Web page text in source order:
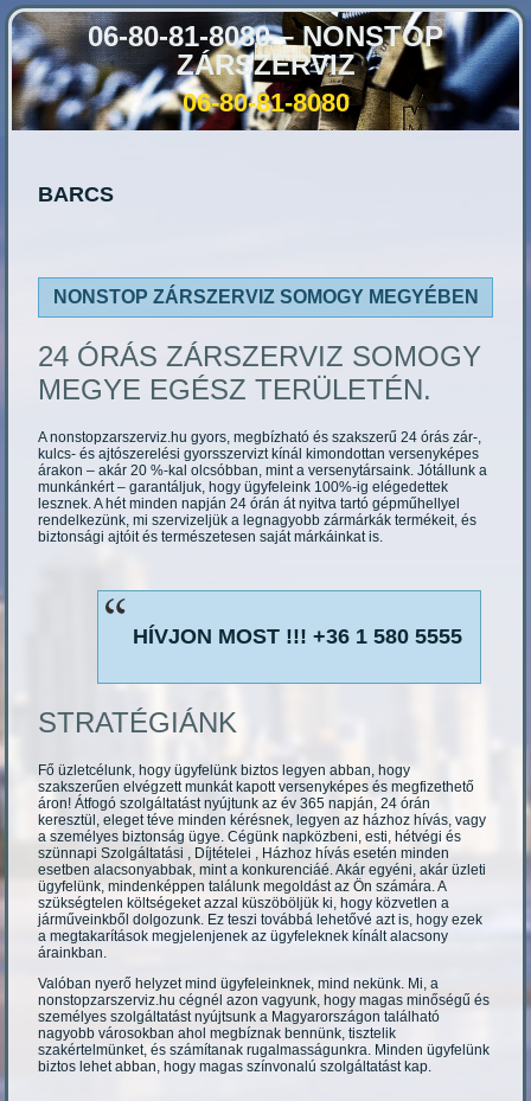
06-80-81-8080 – NONSTOP
ZÁRSZERVIZ
06-80-81-8080
BARCS
NONSTOP ZÁRSZERVIZ SOMOGY MEGYÉBEN
24 ÓRÁS ZÁRSZERVIZ SOMOGY
MEGYE EGÉSZ TERÜLETÉN.
A nonstopzarszerviz.hu gyors, megbízható és szakszerű 24 órás zár-,
kulcs- és ajtószerelési gyorsszervizt kínál kimondottan versenyképes
árakon – akár 20 %-kal olcsóbban, mint a versenytársaink. Jótállunk a
munkánkért – garantáljuk, hogy ügyfeleink 100%-ig elégedettek
lesznek. A hét minden napján 24 órán át nyitva tartó gépműhellyel
rendelkezünk, mi szervizeljük a legnagyobb zármárkák termékeit, és
biztonsági ajtóit és természetesen saját márkáinkat is.
HÍVJON MOST !!! +36 1 580 5555
STRATÉGIÁNK
Fő üzletcélunk, hogy ügyfelünk biztos legyen abban, hogy
szakszerűen elvégzett munkát kapott versenyképes és megfizethető
áron! Átfogó szolgáltatást nyújtunk az év 365 napján, 24 órán
keresztül, eleget téve minden kérésnek, legyen az házhoz hívás, vagy
a személyes biztonság ügye. Cégünk napközbeni, esti, hétvégi és
szünnapi Szolgáltatási , Díjtételei , Házhoz hívás esetén minden
esetben alacsonyabbak, mint a konkurenciáé. Akár egyéni, akár üzleti
ügyfelünk, mindenképpen találunk megoldást az Ön számára. A
szükségtelen költségeket azzal küszöböljük ki, hogy közvetlen a
járműveinkből dolgozunk. Ez teszi továbbá lehetővé azt is, hogy ezek
a megtakarítások megjelenjenek az ügyfeleknek kínált alacsony
árainkban.
Valóban nyerő helyzet mind ügyfeleinknek, mind nekünk. Mi, a
nonstopzarszerviz.hu cégnél azon vagyunk, hogy magas minőségű és
személyes szolgáltatást nyújtsunk a Magyarországon található
nagyobb városokban ahol megbíznak bennünk, tisztelik
szakértelmünket, és számítanak rugalmasságunkra. Minden ügyfelünk
biztos lehet abban, hogy magas színvonalú szolgáltatást kap.